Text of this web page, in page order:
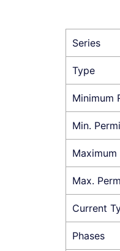
Series
Type
Minimum
Min.
Max.
Current
Phases